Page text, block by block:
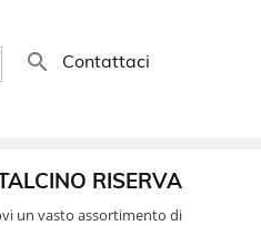
 Contattaci
RISERVA
un vasto assortimento di